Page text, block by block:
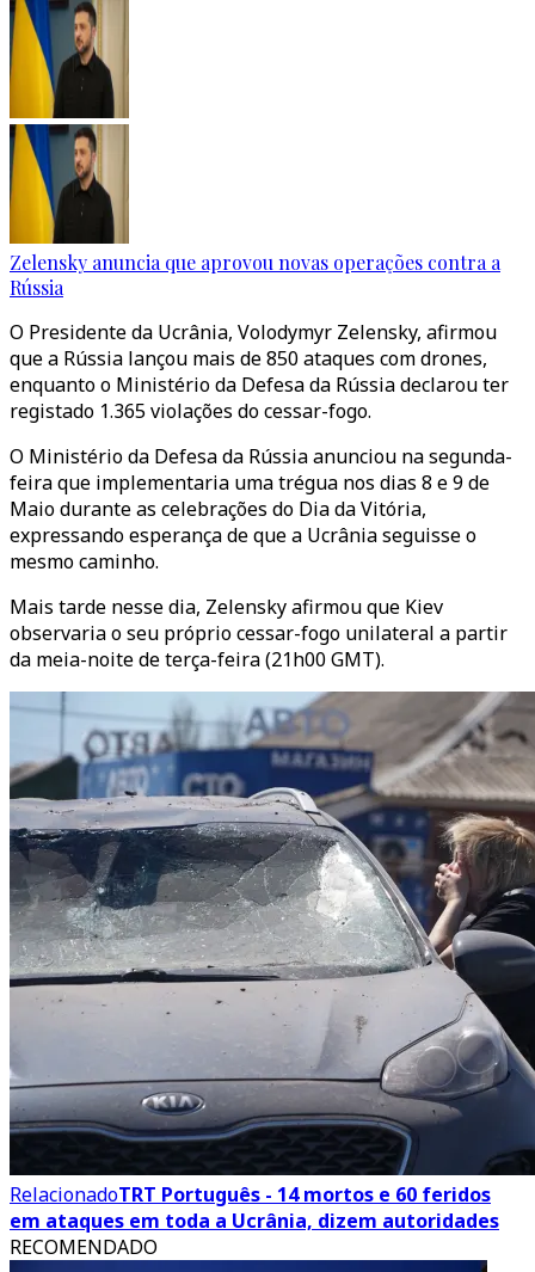
Zelensky anuncia que aprovou novas operações contra a
Rússia
O Presidente da Ucrânia, Volodymyr Zelensky, afirmou
que a Rússia lançou mais de 850 ataques com drones,
enquanto o Ministério da Defesa da Rússia declarou ter
registado 1.365 violações do cessar-fogo.
O Ministério da Defesa da Rússia anunciou na segunda-
feira que implementaria uma trégua nos dias 8 e 9 de
Maio durante as celebrações do Dia da Vitória,
expressando esperança de que a Ucrânia seguisse o
mesmo caminho.
Mais tarde nesse dia, Zelensky afirmou que Kiev
observaria o seu próprio cessar-fogo unilateral a partir
da meia-noite de terça-feira (21h00 GMT).
RelacionadoTRT Português - 14 mortos e 60 feridos
em ataques em toda a Ucrânia, dizem autoridades
RECOMENDADO